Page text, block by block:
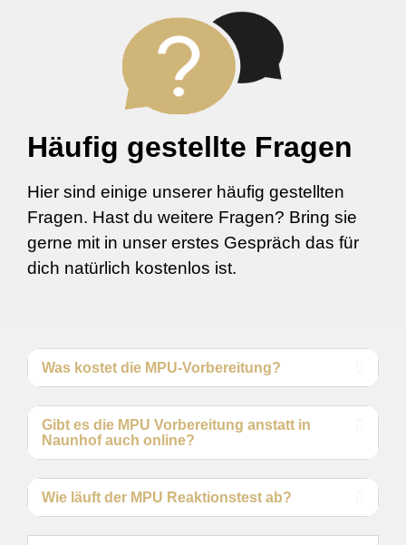
Häufig gestellte Fragen
Hier sind einige unserer häufig gestellten
Fragen. Hast du weitere Fragen? Bring sie
gerne mit in unser erstes Gespräch das für
dich natürlich kostenlos ist.
Was kostet die MPU-Vorbereitung?
Gibt es die MPU Vorbereitung anstatt in
Naunhof auch online?
Wie läuft der MPU Reaktionstest ab?